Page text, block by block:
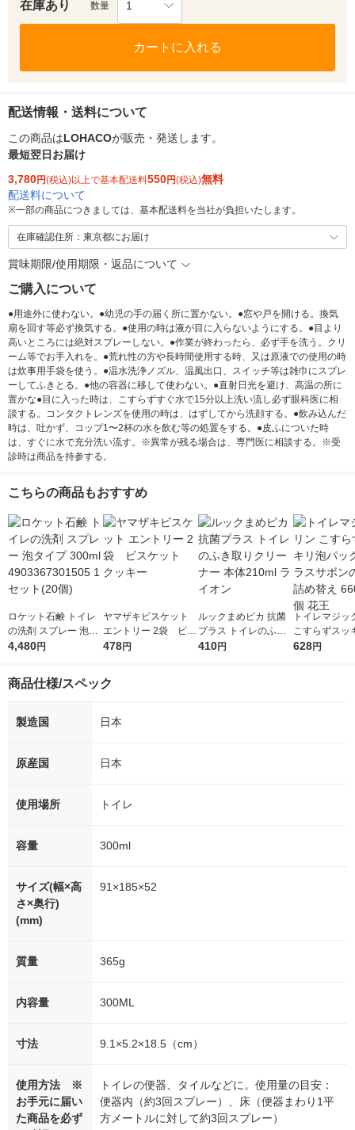
在庫あり 数量 1
カートに入れる
配送情報・送料について
この商品はLOHACOが販売・発送します。
最短翌日お届け
3,780円(税込)以上で基本配送料550円(税込)無料
配送料について
※一部の商品につきましては、基本配送料を当社が負担いたします。
在庫確認住所：東京都にお届け
賞味期限/使用期限・返品について
ご購入について
●用途外に使わない。●幼児の手の届く所に置かない。●窓や戸を開ける。換気
扇を回す等必ず換気する。●使用の時は液が目に入らないようにする。●目より
高いところには絶対スプレーしない。●作業が終わったら、必ず手を洗う。クリ
ーム等でお手入れを。●荒れ性の方や長時間使用する時、又は原液での使用の時
は炊事用手袋を使う。●温水洗浄ノズル、温風出口、スイッチ等は雑巾にスプレ
ーしてふきとる。●他の容器に移して使わない。●直射日光を避け、高温の所に
置かな●目に入った時は、こすらずすぐ水で15分以上洗い流し必ず眼科医に相
談する。コンタクトレンズを使用の時は、はずしてから洗顔する。●飲み込んだ
時は、吐かず、コップ1〜2杯の水を飲む等の処置をする。●皮ふについた時
は、すぐに水で充分洗い流す。※異常が残る場合は、専門医に相談する。※受
診時は商品を持参する。
こちらの商品もおすすめ
ロケット石鹸 トイレ
の洗剤 スプレー 泡タ
イプ 300ml 49033673
4,480円
ヤマザキビスケット
エントリー 2袋 ビス
ケット クッキー
478円
ルックまめピカ 抗菌
プラス トイレのふき
取りクリーナー 本体2
410円
トイレマジッ
こすらずスッ
ック シトラス
628円
商品仕様/スペック
製造国 日本
原産国 日本
使用場所 トイレ
容量 300ml
サイズ(幅×高
さ×奥行)
(mm)
91×185×52
質量 365g
内容量 300ML
寸法 9.1×5.2×18.5（cm）
使用方法 ※
お手元に届い
た商品を必ず
トイレの便器、タイルなどに。使用量の目安：
便器内（約3回スプレー）、床（便器まわり1平
方メートルに対して約3回スプレー）